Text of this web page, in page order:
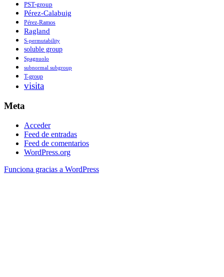
PST-group
Pérez-Calabuig
Pérez-Ramos
Ragland
S-permutability
soluble group
Spagnuolo
subnormal subgroup
T-group
visita
Meta
Acceder
Feed de entradas
Feed de comentarios
WordPress.org
Funciona gracias a WordPress